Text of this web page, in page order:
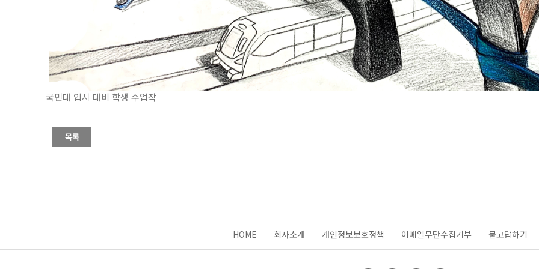
국민대 입시 대비 학생 수업작
HOME 회사소개 개인정보보호정책 이메일무단수집거부 묻고답하기